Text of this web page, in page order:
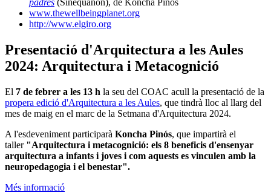
www.thewellbeingplanet.org
http://www.elgiro.org
Presentació d'Arquitectura a les Aules
2024: Arquitectura i Metacognició
El 7 de febrer a les 13 h la seu del COAC acull la presentació de la
propera edició d'Arquitectura a les Aules, que tindrà lloc al llarg del
mes de maig en el marc de la Setmana d'Arquitectura 2024.
A l'esdeveniment participarà Koncha Pinós, que impartirà el
taller "Arquitectura i metacognició: els 8 beneficis d'ensenyar
arquitectura a infants i joves i com aquests es vinculen amb la
neuropedagogia i el benestar".
Més informació